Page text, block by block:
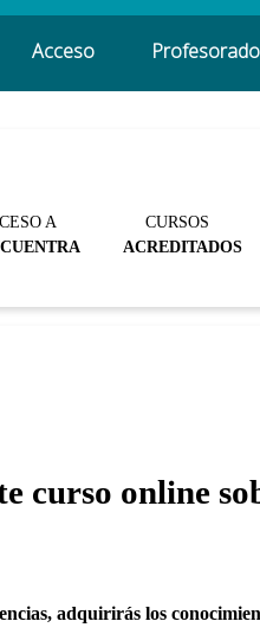
Acceso Profesorado
A
CURSOS
ACREDITADOS
curso online
adquirirás los